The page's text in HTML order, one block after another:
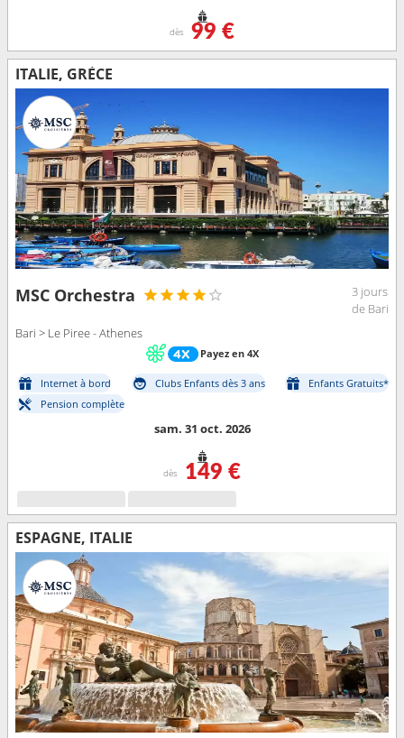
dès 99 €
ITALIE, GRÈCE
MSC Orchestra
3 jours
de Bari
Bari > Le Piree - Athenes
Payez en 4X
Internet à bord Clubs Enfants dès 3 ans
Enfants Gratuits*
Pension complète
sam. 31 oct. 2026
dès 149 €
ESPAGNE, ITALIE